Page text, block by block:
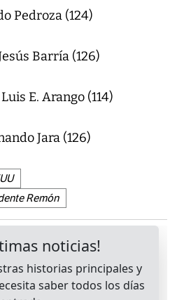
Pedroza (124)
Barría (126)
E. Arango (114)
Jara (126)
Remón